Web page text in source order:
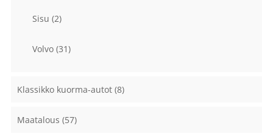
Sisu (2)
Volvo (31)
Klassikko kuorma-autot (8)
Maatalous (57)